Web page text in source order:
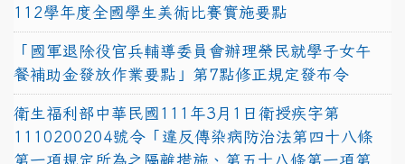
112學年度全國學生美術比賽實施要點
「國軍退除役官兵輔導委員會辦理榮民就學子女午
餐補助金發放作業要點」第7點修正規定發布令
衛生福利部中華民國111年3月1日衛授疾字第
1110200204號令「違反傳染病防治法第四十八條
第一項規定所為之隔離措施、第五十八條第一項第